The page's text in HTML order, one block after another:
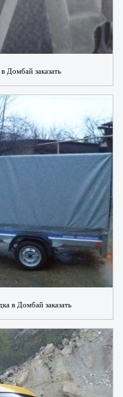
Домбай заказать
в Домбай заказать